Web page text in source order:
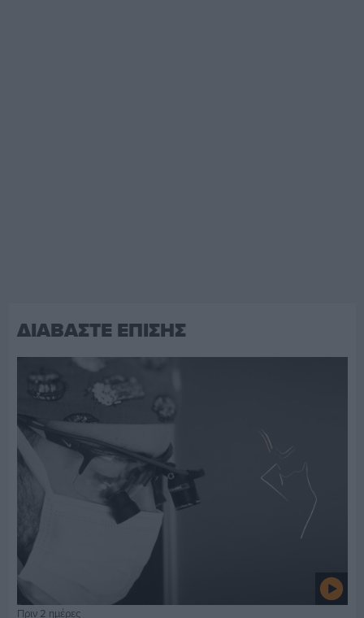
ΔΙΑΒΑΣΤΕ ΕΠΙΣΗΣ
Πριν 2 ημέρες